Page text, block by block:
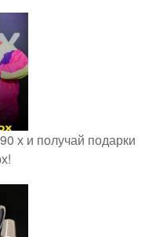
х и получай подарки